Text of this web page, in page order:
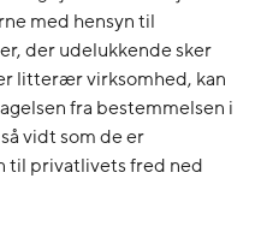
med hensyn til
der udelukkende sker
litterær virksomhed, kan
fra bestemmelsen i
vidt som de er
til privatlivets fred ned